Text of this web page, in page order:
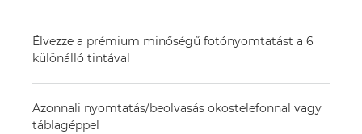
Élvezze a prémium minőségű fotónyomtatást a 6
különálló tintával
Azonnali nyomtatás/beolvasás okostelefonnal vagy
táblagéppel